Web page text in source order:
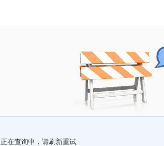
正在查询中，请刷新重试